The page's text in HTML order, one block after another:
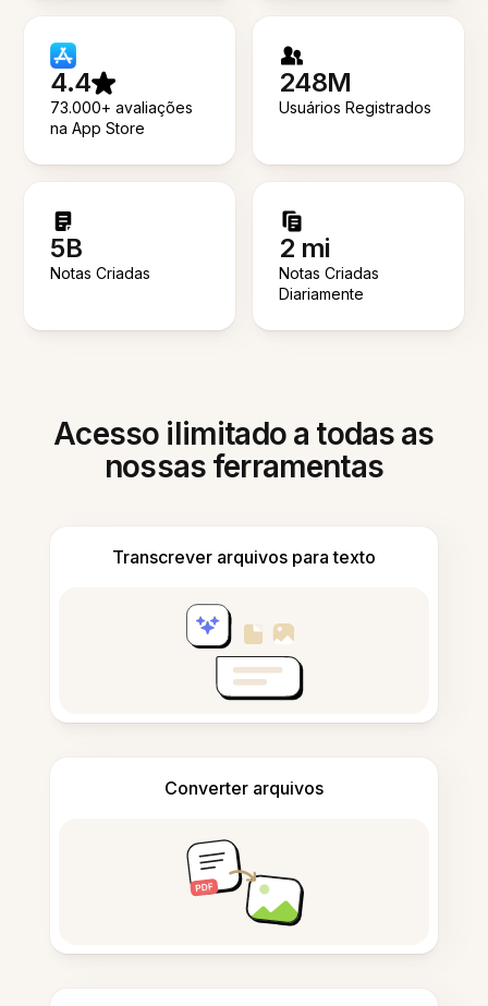
4.4
73.000+ avaliações
na App Store
248M
Usuários Registrados
5B
Notas Criadas
2 mi
Notas Criadas
Diariamente
Acesso ilimitado a todas as
nossas ferramentas
Transcrever arquivos para texto
Converter arquivos